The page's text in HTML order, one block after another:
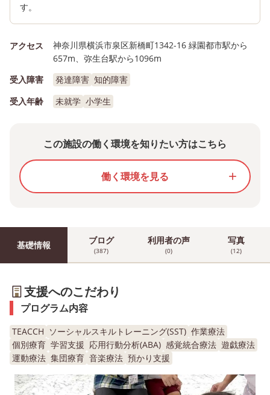
す。
アクセス
神奈川県横浜市泉区新橋町1342-16 緑園都市駅から
657m、弥生台駅から1096m
受入障害
発達障害 知的障害
受入年齢
未就学 小学生
この施設の働く環境を知りたい方はこちら
働く環境を見る add
基礎情報 ブログ
(387)
利用者の声
(0)
写真
(12)
支援へのこだわり
プログラム内容
TEACCH ソーシャルスキルトレーニング(SST) 作業療法
個別療育 学習支援 応用行動分析(ABA) 感覚統合療法 遊戯療法
運動療法 集団療育 音楽療法 預かり支援